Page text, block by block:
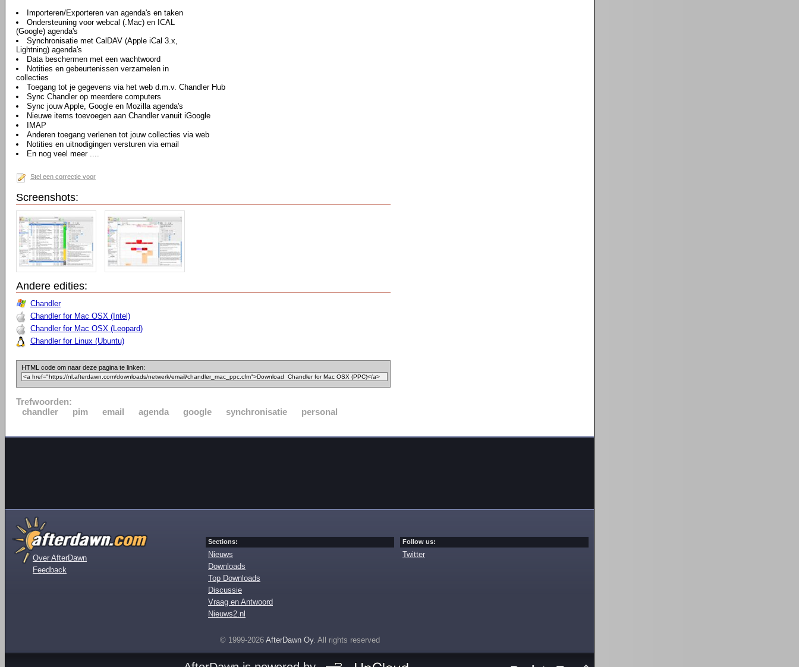
Importeren/Exporteren van agenda's en taken
Ondersteuning voor webcal (.Mac) en ICAL
(Google) agenda's
Synchronisatie met CalDAV (Apple iCal 3.x,
Lightning) agenda's
Data beschermen met een wachtwoord
Notities en gebeurtenissen verzamelen in
collecties
Toegang tot je gegevens via het web d.m.v. Chandler Hub
Sync Chandler op meerdere computers
Sync jouw Apple, Google en Mozilla agenda's
Nieuwe items toevoegen aan Chandler vanuit iGoogle
IMAP
Anderen toegang verlenen tot jouw collecties via web
Notities en uitnodigingen versturen via email
En nog veel meer ....
Stel een correctie voor
Screenshots:
Andere edities:
Chandler
Chandler for Mac OSX (Intel)
Chandler for Mac OSX (Leopard)
Chandler for Linux (Ubuntu)
HTML code om naar deze pagina te linken:
Trefwoorden:
chandler
pim email agenda google synchronisatie personal
Over AfterDawn
Feedback
Sections:
Nieuws
Downloads
Top Downloads
Discussie
Vraag en Antwoord
Nieuws2.nl
Follow us:
Twitter
© 1999-2026 AfterDawn Oy. All rights reserved